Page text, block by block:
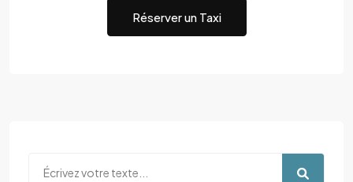
Réserver un Taxi